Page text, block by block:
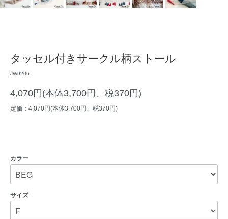
タッセル付きサークル柄ストール
JW9206
4,070円(本体3,700円、税370円)
定価：4,070円(本体3,700円、税370円)
カラー
サイズ